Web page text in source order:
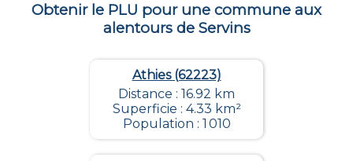
Obtenir le PLU pour une commune aux
alentours de Servins
Athies (62223)
Distance : 16.92 km
Superficie : 4.33 km²
Population : 1 010